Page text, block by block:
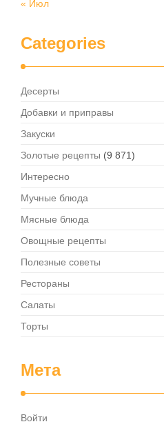
« Июл
Categories
Десерты
Добавки и приправы
Закуски
Золотые рецепты (9 871)
Интересно
Мучные блюда
Мясные блюда
Овощные рецепты
Полезные советы
Рестораны
Салаты
Торты
Мета
Войти